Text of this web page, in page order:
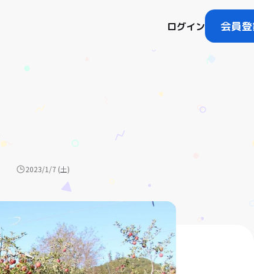
ログイン 会員
2023/1/7 (土)